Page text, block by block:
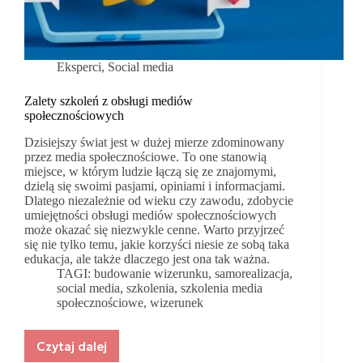
Eksperci, Social media
Zalety szkoleń z obsługi mediów
społecznościowych
Dzisiejszy świat jest w dużej mierze zdominowany
przez media społecznościowe. To one stanowią
miejsce, w którym ludzie łączą się ze znajomymi,
dzielą się swoimi pasjami, opiniami i informacjami.
Dlatego niezależnie od wieku czy zawodu, zdobycie
umiejętności obsługi mediów społecznościowych
może okazać się niezwykle cenne. Warto przyjrzeć
się nie tylko temu, jakie korzyści niesie ze sobą taka
edukacja, ale także dlaczego jest ona tak ważna.
TAGI: budowanie wizerunku,samorealizacja,
social media, szkolenia, szkolenia media
społecznościowe, wizerunek
Czytaj dalej
Zalety